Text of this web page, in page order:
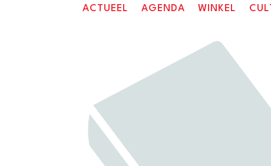
ACTUEEL AGENDA WINKEL